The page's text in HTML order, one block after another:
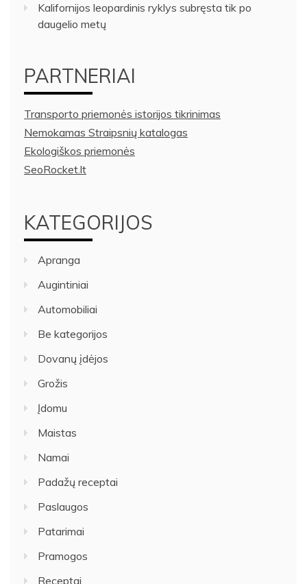
Kalifornijos leopardinis ryklys subręsta tik po
daugelio metų
PARTNERIAI
Transporto priemonės istorijos tikrinimas
Nemokamas Straipsnių katalogas
Ekologiškos priemonės
SeoRocket.lt
KATEGORIJOS
Apranga
Augintiniai
Automobiliai
Be kategorijos
Dovanų įdėjos
Grožis
Įdomu
Maistas
Namai
Padažų receptai
Paslaugos
Patarimai
Pramogos
Receptai